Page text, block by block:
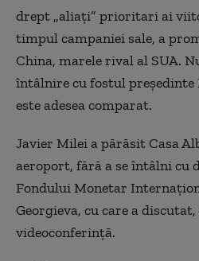
drept „aliaţi” prioritari ai
timpul campaniei sale, a
China, marele rival al SUA.
întâlnire cu fostul preşedinte
este adesea comparat.
Javier Milei a părăsit Casa
aeroport, fără a se întâlni cu
Fondului Monetar
Georgieva, cu care a
videoconferinţă.